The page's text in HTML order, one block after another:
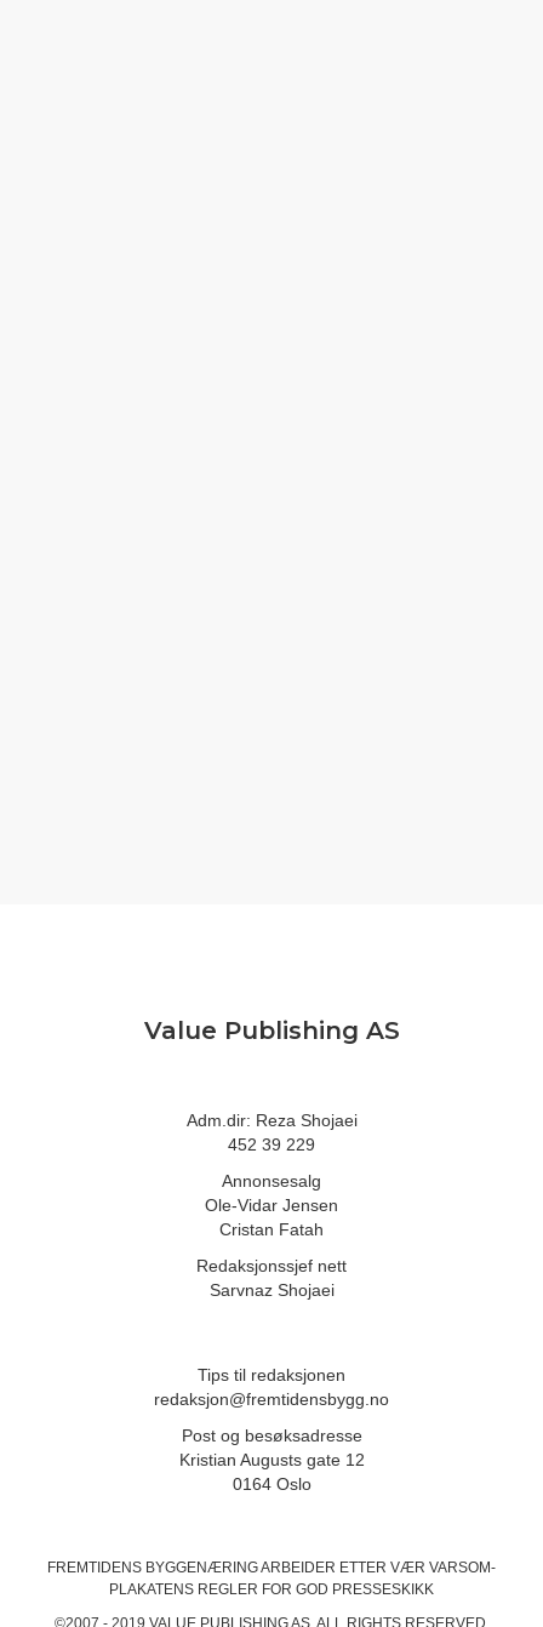
Value Publishing AS
Adm.dir: Reza Shojaei
452 39 229
Annonsesalg
Ole-Vidar Jensen
Cristan Fatah
Redaksjonssjef nett
Sarvnaz Shojaei
Tips til redaksjonen
redaksjon@fremtidensbygg.no
Post og besøksadresse
Kristian Augusts gate 12
0164 Oslo
FREMTIDENS BYGGENÆRING ARBEIDER ETTER VÆR VARSOM-
PLAKATENS REGLER FOR GOD PRESSESKIKK